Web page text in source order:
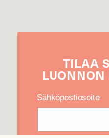
TILAA
LUONNON
Sähköpostiosoite